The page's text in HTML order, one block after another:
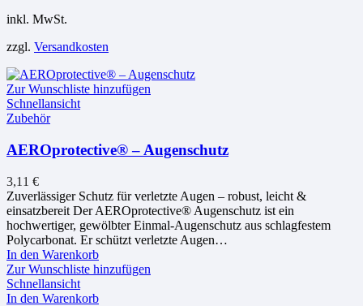
inkl. MwSt.
zzgl. Versandkosten
Zur Wunschliste hinzufügen
Schnellansicht
Zubehör
AEROprotective® – Augenschutz
3,11 €
Zuverlässiger Schutz für verletzte Augen – robust, leicht &
einsatzbereit Der AEROprotective® Augenschutz ist ein
hochwertiger, gewölbter Einmal-Augenschutz aus schlagfestem
Polycarbonat. Er schützt verletzte Augen…
In den Warenkorb
Zur Wunschliste hinzufügen
Schnellansicht
In den Warenkorb